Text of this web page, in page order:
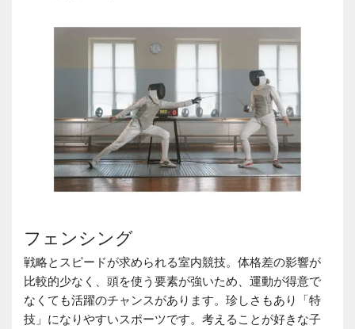
フェンシング
戦略とスピードが求められる室内競技。体格差の影響が
比較的少なく、頭を使う要素が強いため、運動が得意で
なくても活躍のチャンスがあります。珍しさもあり「特
技」になりやすいスポーツです。考えることが好きな子